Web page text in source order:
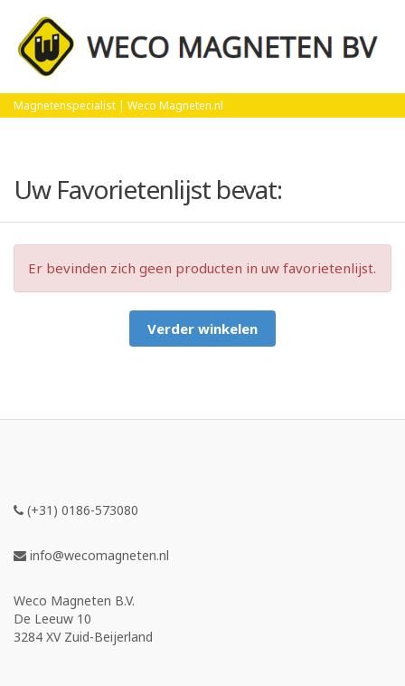
Magnetenspecialist | Weco Magneten.nl
Home
Uw Favorietenlijst bevat:
Er bevinden zich geen producten in uw favorietenlijst.
Verder winkelen
(+31) 0186-573080
info@wecomagneten.nl
Weco Magneten B.V.
De Leeuw 10
3284 XV Zuid-Beijerland